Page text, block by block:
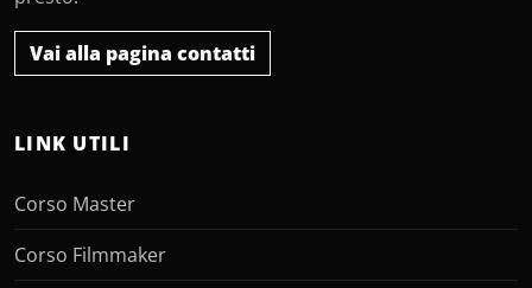
Vai alla pagina contatti
LINK UTILI
Corso Master
Corso Filmmaker